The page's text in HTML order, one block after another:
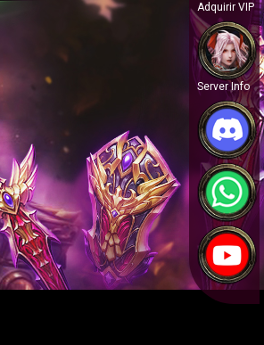
Adquirir VIP
Server Info